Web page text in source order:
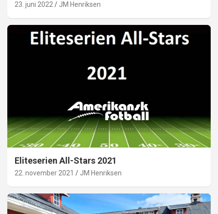
23. juni 2022 JM Henriksen
Eliteserien All-Stars 2021
22. november 2021 JM Henriksen